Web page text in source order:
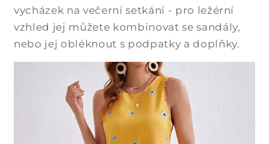
vycházek na večerní setkání - pro ležérní
vzhled jej můžete kombinovat se sandály,
nebo jej obléknout s podpatky a doplňky.